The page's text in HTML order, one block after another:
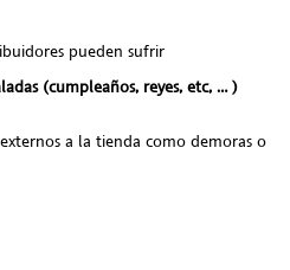
pueden sufrir
(cumpleaños, reyes, etc, … )
a la tienda como demoras o